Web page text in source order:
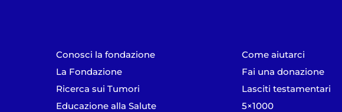
Conosci la fondazione
La Fondazione
Ricerca sui Tumori
Educazione alla Salute
Come aiutarci
Fai una donazione
Lasciti testamentari
5×1000